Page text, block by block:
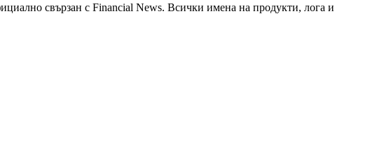
свързан с Financial News. Всички имена на продукти, лога и